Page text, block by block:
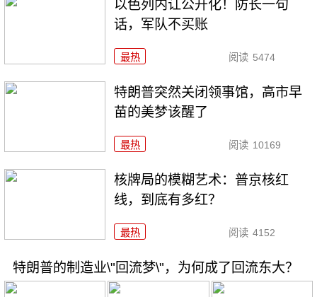
以色列内讧公开化！防长一句
话，军队不买账
最热 阅读 5474
特朗普突然关闭领事馆，高市早
苗的美梦该醒了
最热 阅读 10169
核牌局的模糊艺术：普京核红
线，到底有多红？
最热 阅读 4152
特朗普的制造业\"回流梦\"，为何成了回流东大？